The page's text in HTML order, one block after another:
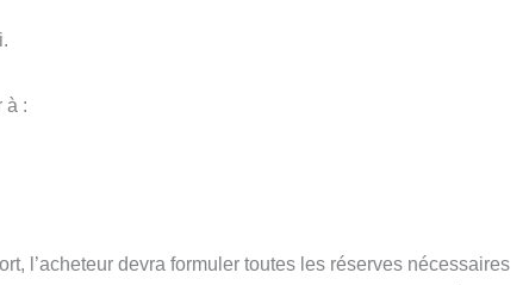
à :
l’acheteur devra formuler toutes les réserves nécessaires